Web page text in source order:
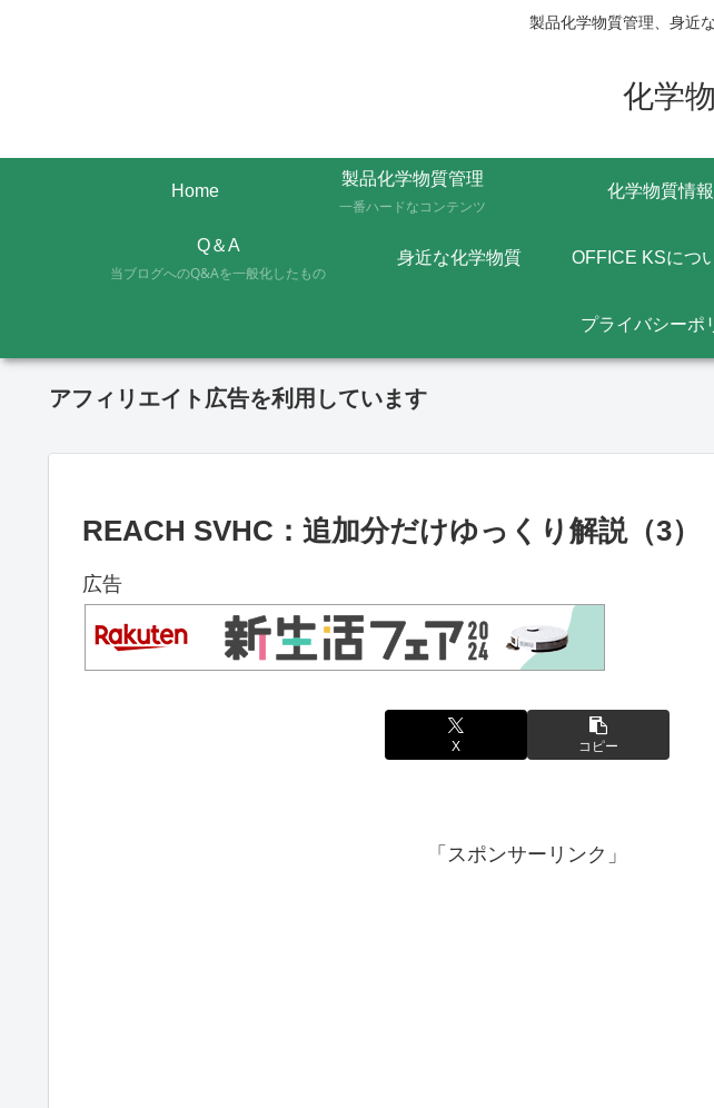
製品化学物質管理、身近
化学
Home
製品化学物質管理
一番ハードなコンテンツ
化学物質情
Q＆A
当ブログへのQ&Aを一般化したもの
身近な化学物質 OFFICE KSにつ
プライバシーポ
アフィリエイト広告を利用しています
REACH SVHC：追加分だけゆっくり解説（3）
広告
X コピー
「スポンサーリンク」